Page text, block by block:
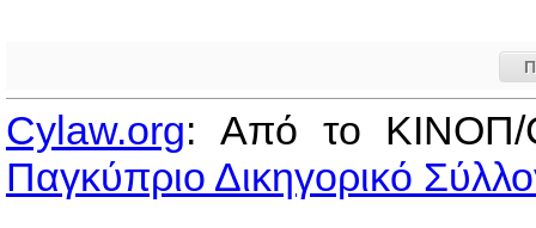
Cylaw.org: Από το
Παγκύπριο Δικηγορικό